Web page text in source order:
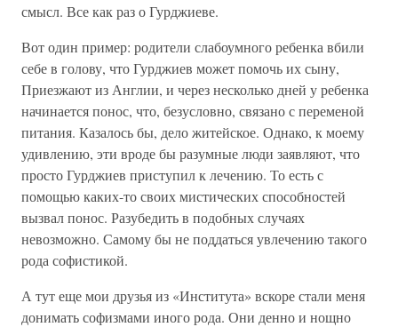
смысл. Все как раз о Гурджиеве.
Вот один пример: родители слабоумного ребенка вбили
себе в голову, что Гурджиев может помочь их сыну,
Приезжают из Англии, и через несколько дней у ребенка
начинается понос, что, безусловно, связано с переменой
питания. Казалось бы, дело житейское. Однако, к моему
удивлению, эти вроде бы разумные люди заявляют, что
просто Гурджиев приступил к лечению. То есть с
помощью каких-то своих мистических способностей
вызвал понос. Разубедить в подобных случаях
невозможно. Самому бы не поддаться увлечению такого
рода софистикой.
А тут еще мои друзья из «Института» вскоре стали меня
донимать софизмами иного рода. Они денно и нощно